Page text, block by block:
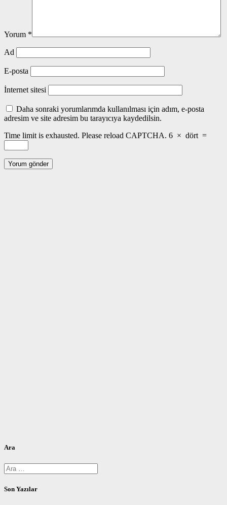
Yorum *
Ad
E-posta
İnternet sitesi
Daha sonraki yorumlarımda kullanılması için adım, e-posta
adresim ve site adresim bu tarayıcıya kaydedilsin.
Time limit is exhausted. Please reload CAPTCHA. 6 × dört =
Ara
Arama:
Son Yazılar